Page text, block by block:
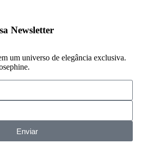
Newsletter
um universo de elegância exclusiva.
Enviar